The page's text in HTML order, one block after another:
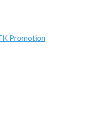
Promotion